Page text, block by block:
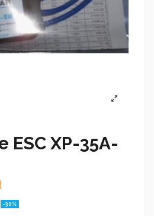
ESC XP-35A-
-30%